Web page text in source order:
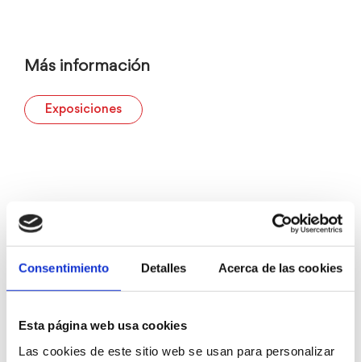
Consentimiento Detalles Acerca de las cookies
Esta página web usa cookies
Las cookies de este sitio web se usan para personalizar
Más información
Exposiciones
Casa de cultura - Espai Castejón